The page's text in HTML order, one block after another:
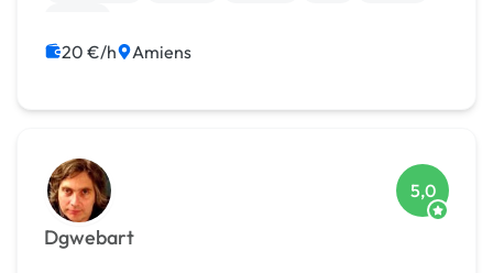
20 €/h Amiens
Dgwebart
5,0